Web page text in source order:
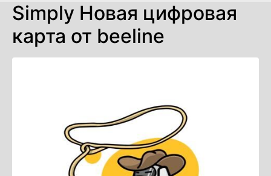
Simply Новая цифровая
карта от beeline